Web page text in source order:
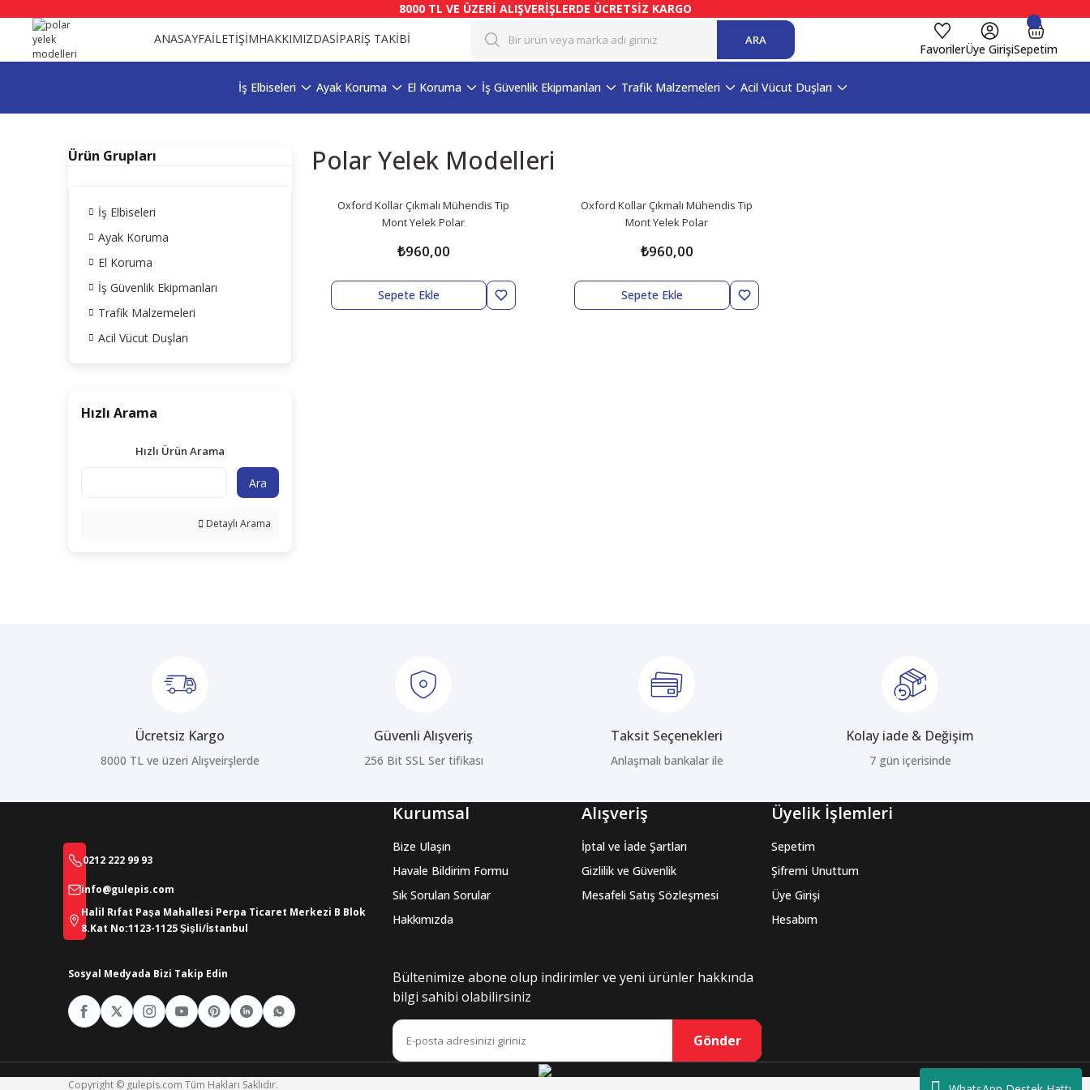
8000 TL VE ÜZERİ ALIŞVERİŞLERDE ÜCRETSİZ KARGO
ANASAYFAİLETİŞİMHAKKIMIZDASİPARİŞ TAKİBİ ARA
FavorilerÜye GirişiSepetim
İş Elbiseleri Ayak Koruma El Koruma İş Güvenlik Ekipmanları Trafik Malzemeleri Acil Vücut Duşları
Ürün Grupları
İş Elbiseleri
Ayak Koruma
El Koruma
İş Güvenlik Ekipmanları
Trafik Malzemeleri
Acil Vücut Duşları
Hızlı Arama
Hızlı Ürün Arama
Ara
Detaylı Arama
Polar Yelek Modelleri
Oxford Kollar Çıkmalı Mühendis Tip
Mont Yelek Polar
₺960,00
Sepete Ekle
Oxford Kollar Çıkmalı Mühendis Tip
Mont Yelek Polar
₺960,00
Sepete Ekle
Ücretsiz Kargo
8000 TL ve üzeri Alışveirşlerde
Güvenli Alışveriş
256 Bit SSL Ser tifikası
Taksit Seçenekleri
Anlaşmalı bankalar ile
Kolay iade & Değişim
7 gün içerisinde
0212 222 99 93
info@gulepis.com
Halil Rıfat Paşa Mahallesi Perpa Ticaret Merkezi B Blok
8.Kat No:1123-1125 Şişli/İstanbul
Sosyal Medyada Bizi Takip Edin
Kurumsal
Bize Ulaşın
Havale Bildirim Formu
Sık Sorulan Sorular
Hakkımızda
Alışveriş
İptal ve İade Şartları
Gizlilik ve Güvenlik
Mesafeli Satış Sözleşmesi
Üyelik İşlemleri
Sepetim
Şifremi Unuttum
Üye Girişi
Hesabım
Bültenimize abone olup indirimler ve yeni ürünler hakkında
bilgi sahibi olabilirsiniz
Gönder
Copyright © gulepis.com Tüm Hakları Saklıdır.